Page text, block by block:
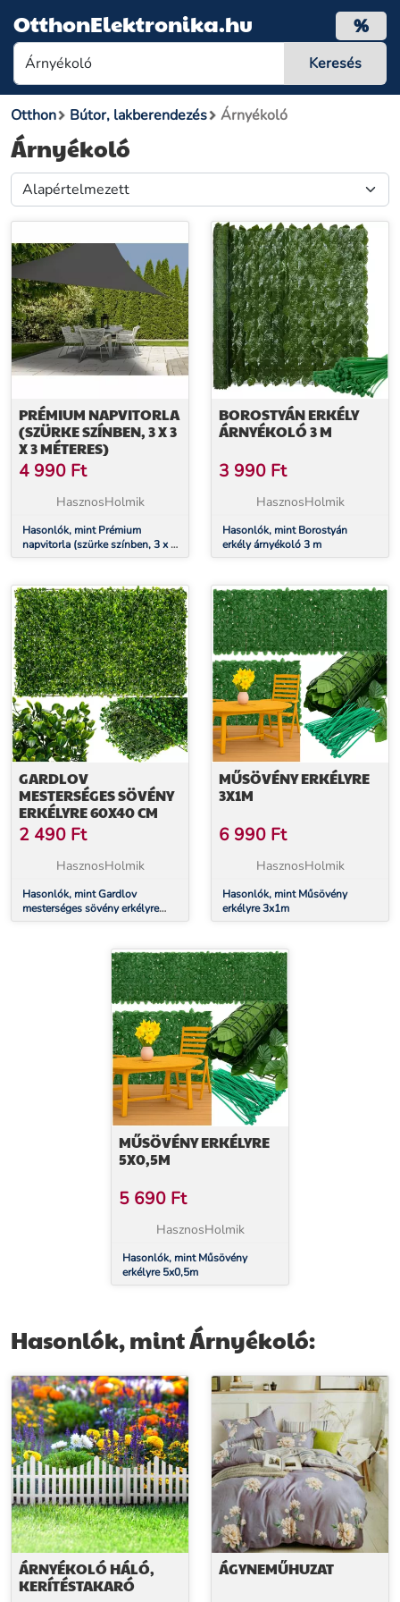
OtthonElektronika.hu %
Otthon Bútor, lakberendezés Árnyékoló
Árnyékoló
PRÉMIUM NAPVITORLA
(SZÜRKE SZÍNBEN, 3 X 3
X 3 MÉTERES)
4 990 Ft
HasznosHolmik
Hasonlók, mint Prémium
napvitorla (szürke színben, 3 x 3
x 3 méteres)
BOROSTYÁN ERKÉLY
ÁRNYÉKOLÓ 3 M
3 990 Ft
HasznosHolmik
Hasonlók, mint Borostyán
erkély árnyékoló 3 m
GARDLOV
MESTERSÉGES SÖVÉNY
ERKÉLYRE 60X40 CM
2 490 Ft
HasznosHolmik
Hasonlók, mint Gardlov
mesterséges sövény erkélyre
60x40 cm
MŰSÖVÉNY ERKÉLYRE
3X1M
6 990 Ft
HasznosHolmik
Hasonlók, mint Műsövény
erkélyre 3x1m
MŰSÖVÉNY ERKÉLYRE
5X0,5M
5 690 Ft
HasznosHolmik
Hasonlók, mint Műsövény
erkélyre 5x0,5m
Hasonlók, mint Árnyékoló:
ÁRNYÉKOLÓ HÁLÓ,
KERÍTÉSTAKARÓ
ÁGYNEMŰHUZAT